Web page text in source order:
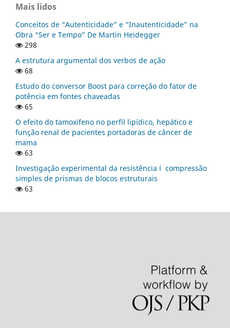
Mais lidos
Conceitos de “Autenticidade” e “Inautenticidade” na
Obra “Ser e Tempo” De Martin Heidegger
298
A estrutura argumental dos verbos de ação
68
Estudo do conversor Boost para correção do fator de
potência em fontes chaveadas
65
O efeito do tamoxifeno no perfil lipí­dico, hepático e
função renal de pacientes portadoras de câncer de
mama
63
Investigação experimental da resistência í compressão
simples de prismas de blocos estruturais
63